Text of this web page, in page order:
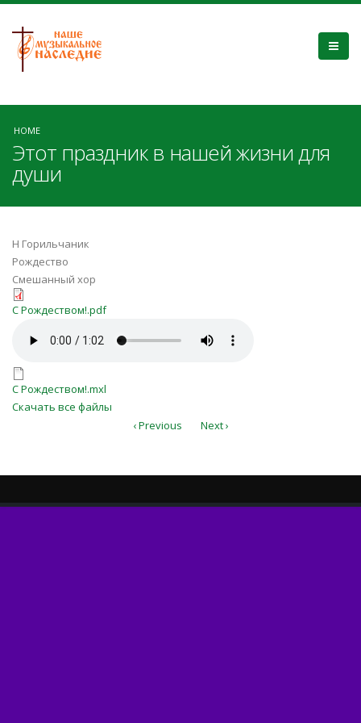
HOME
Этот праздник в нашей жизни для
души
Н Горильчаник
Рождество
Смешанный хор
С Рождеством!.pdf
С Рождеством!.pdf
С Рождеством!.mp3
С Рождеством!.mxl
С Рождеством!.mxl
Скачать все файлы
‹ Previous
Next ›